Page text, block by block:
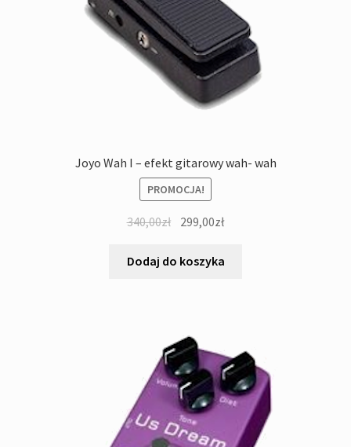
Joyo Wah I – efekt gitarowy wah- wah
PROMOCJA!
340,00zł Pierwotna
wynosiła:
299,00złAktualna
wynosi:
Dodaj do koszyka